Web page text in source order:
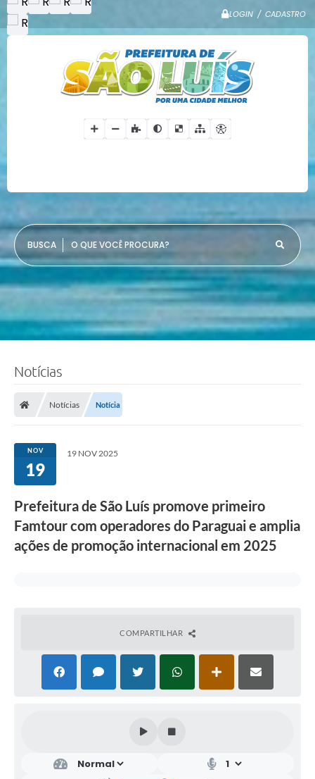
LOGIN / CADASTRO
O QUE VOCÊ PROCURA?
Notícias
Notícias Notícia
NOV
19
19 NOV 2025
Prefeitura de São Luís promove primeiro
Famtour com operadores do Paraguai e amplia
ações de promoção internacional em 2025
COMPARTILHAR